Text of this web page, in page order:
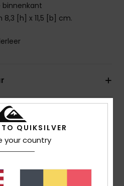
binnenkant
8,3 [h] x 11,5 [b] cm.
QUIKSILVER
your country